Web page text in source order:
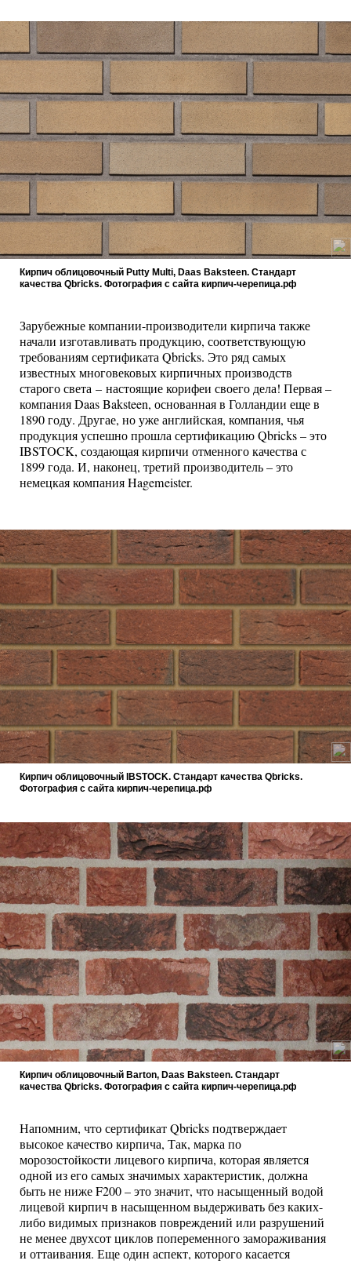
Кирпич облицовочный Putty Multi, Daas Baksteen. Cтандарт
качества Qbricks. Фотография с сайта кирпич-черепица.рф
Зарубежные компании-производители кирпича также
начали изготавливать продукцию, соответствующую
требованиям сертификата Qbricks. Это ряд самых
известных многовековых кирпичных производств
старого света – настоящие корифеи своего дела! Первая –
компания Daas Baksteen, основанная в Голландии еще в
1890 году. Другае, но уже английская, компания, чья
продукция успешно прошла сертификацию Qbricks – это
IBSTOCK, создающая кирпичи отменного качества с
1899 года. И, наконец, третий производитель – это
немецкая компания Hagemeister.
Кирпич облицовочный IBSTOCK. Cтандарт качества Qbricks.
Фотография с сайта кирпич-черепица.рф
Кирпич облицовочный Barton, Daas Baksteen. Cтандарт
качества Qbricks. Фотография с сайта кирпич-черепица.рф
Напомним, что сертификат Qbricks подтверждает
высокое качество кирпича, Так, марка по
морозостойкости лицевого кирпича, которая является
одной из его самых значимых характеристик, должна
быть не ниже F200 – это значит, что насыщенный водой
лицевой кирпич в насыщенном выдерживать без каких-
либо видимых признаков повреждений или разрушений
не менее двухсот циклов попеременного замораживания
и оттаивания. Еще один аспект, которого касается